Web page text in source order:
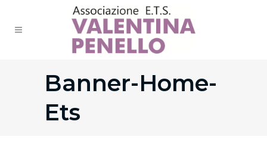
Banner-Home-
Ets